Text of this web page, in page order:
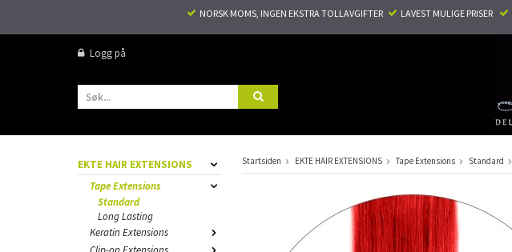
NORSK MOMS, INGEN EKSTRA TOLLAVGIFTER ​ ​ LAVEST MULIGE PRISER ​
Logg på
EKTE HAIR EXTENSIONS
Tape Extensions
Standard
Long Lasting
Keratin Extensions
Startsiden EKTE HAIR EXTENSIONS Tape Extensions Standard